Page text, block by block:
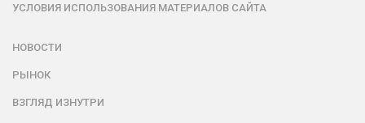
УСЛОВИЯ ИСПОЛЬЗОВАНИЯ МАТЕРИАЛОВ САЙТА
НОВОСТИ
РЫНОК
ВЗГЛЯД ИЗНУТРИ